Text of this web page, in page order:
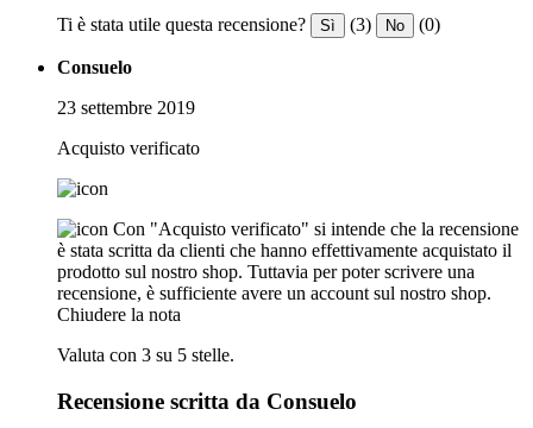
Ti è stata utile questa recensione? Sì (3) No (0)
Consuelo
23 settembre 2019
Acquisto verificato
Con "Acquisto verificato" si intende che la recensione
è stata scritta da clienti che hanno effettivamente acquistato il
prodotto sul nostro shop. Tuttavia per poter scrivere una
recensione, è sufficiente avere un account sul nostro shop.
Chiudere la nota
Valuta con 3 su 5 stelle.
Recensione scritta da Consuelo